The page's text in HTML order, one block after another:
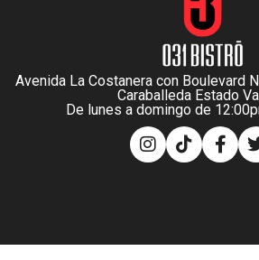
Avenida La Costanera con Boulevard
Caraballeda Estado
De lunes a domingo de